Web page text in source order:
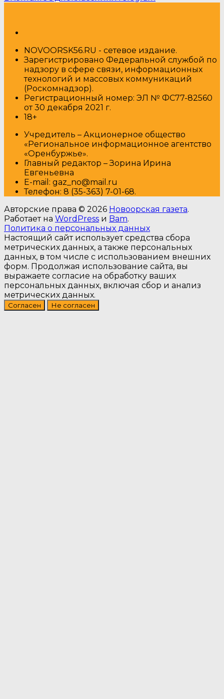
NOVOORSK56.RU - сетевое издание.
Зарегистрировано Федеральной службой по
надзору в сфере связи, информационных
технологий и массовых коммуникаций
(Роскомнадзор).
Регистрационный номер: ЭЛ № ФС77-82560
от 30 декабря 2021 г.
18+
Учредитель – Акционерное общество
«Региональное информационное агентство
«Оренбуржье».
Главный редактор – Зорина Ирина
Евгеньевна
E-mail: gaz_no@mail.ru
Телефон: 8 (35-363) 7-01-68.
Авторские права © 2026 Новоорская газета.
Работает на WordPress и Bam.
Политика о персональных данных
Настоящий сайт использует средства сбора
метрических данных, а также персональных
данных, в том числе с использованием внешних
форм. Продолжая использование сайта, вы
выражаете согласие на обработку ваших
персональных данных, включая сбор и анализ
метрических данных.
Согласен Не согласен